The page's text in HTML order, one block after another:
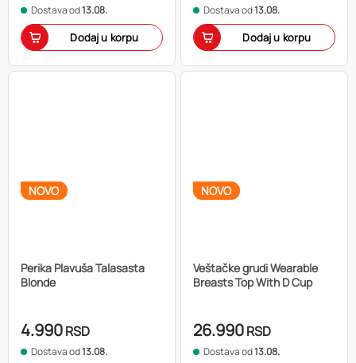
Dostava od13.08.
Dodaj u korpu
Dostava od13.08.
Dodaj u korpu
NOVO
Perika Plavuša Talasasta
Blonde
4.990RSD
Dostava od13.08.
NOVO
Veštačke grudi Wearable
Breasts Top With D Cup
26.990RSD
Dostava od13.08.